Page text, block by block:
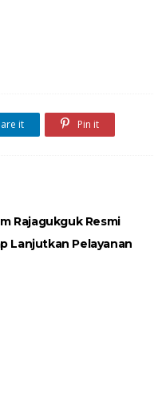
it Pin it
Rajagukguk Resmi
Lanjutkan Pelayanan